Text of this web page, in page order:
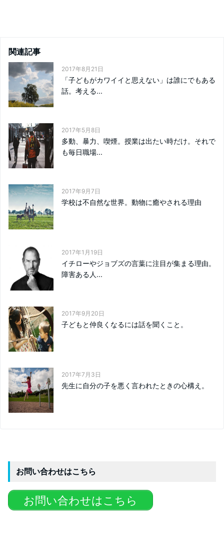
関連記事
2017年8月21日
「子どもがカワイイと思えない」は誰にでもある
話。考える...
2017年5月8日
多動、暴力、喫煙。授業は出たい時だけ。それで
も毎日職場...
2017年9月7日
学校は不自然な世界。動物に癒やされる理由
2017年1月19日
イチローやジョブズの言葉に注目が集まる理由。
障害ある人...
2017年9月20日
子どもと仲良くなるには話を聞くこと。
2017年7月3日
先生に自分の子を悪く言われたときの心構え。
お問い合わせはこちら
お問い合わせはこちら